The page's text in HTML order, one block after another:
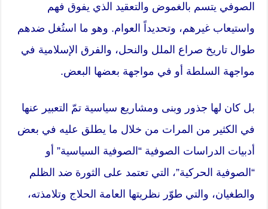
الصوفي يتسم بالغموض والتعقيد الذي يفوق فهم
واستيعاب غيرهم، وتحديداً العوام. وهو ما استُغل ضدهم
طوال تاريخ صراع الملل والنحل، والفرق الإسلامية في
مواجهة السلطة أو في مواجهة بعضها البعض.
بل كان لها جذور وبنى ومشاريع سياسيةتمّ التعبير عنها
في الكثير من المرات من خلال ما يطلق عليه في بعض
أدبيات الدراسات الصوفية “الصوفية السياسية” أو
“الصوفية الحركية”،
التي تعتمد على الثورة ضد الظلم
والطغيان، والتي طوّر نظريتها العامة الحلاج وتلامذته،